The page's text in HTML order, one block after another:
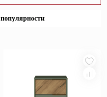
популярности
размеру скидки